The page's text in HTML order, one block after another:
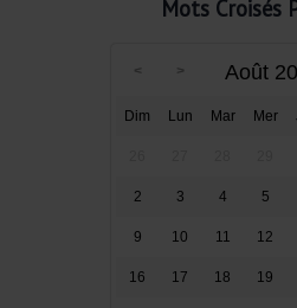
Mots Croisés
Août
Dim Lun Mar Mer
2 3 4 5
9 10 11 12
16 17 18 19